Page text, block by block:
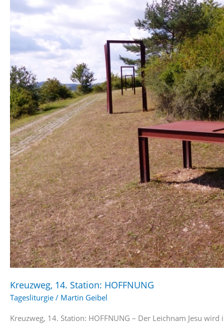
Kreuzweg, 14. Station: HOFFNUNG
Tagesliturgie / Martin Geibel
Kreuzweg, 14. Station: HOFFNUNG – Der Leichnam Jesu